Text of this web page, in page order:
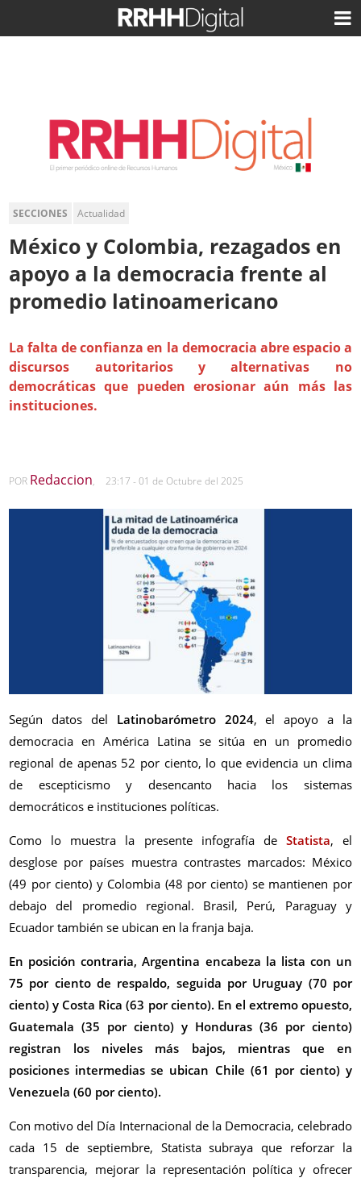
SECCIONES Actualidad
México y Colombia, rezagados en
apoyo a la democracia frente al
promedio latinoamericano
La falta de confianza en la democracia abre espacio a
discursos autoritarios y alternativas no
democráticas que pueden erosionar aún más las
instituciones.
POR Redaccion, 23:17 - 01 de Octubre del 2025
Según datos del Latinobarómetro 2024, el apoyo a la
democracia en América Latina se sitúa en un promedio
regional de apenas 52 por ciento, lo que evidencia un clima
de escepticismo y desencanto hacia los sistemas
democráticos e instituciones políticas.
Como lo muestra la presente infografía de Statista, el
desglose por países muestra contrastes marcados: México
(49 por ciento) y Colombia (48 por ciento) se mantienen por
debajo del promedio regional. Brasil, Perú, Paraguay y
Ecuador también se ubican en la franja baja.
En posición contraria, Argentina encabeza la lista con un
75 por ciento de respaldo, seguida por Uruguay (70 por
ciento) y Costa Rica (63 por ciento). En el extremo opuesto,
Guatemala (35 por ciento) y Honduras (36 por ciento)
registran los niveles más bajos, mientras que en
posiciones intermedias se ubican Chile (61 por ciento) y
Venezuela (60 por ciento).
Con motivo del Día Internacional de la Democracia, celebrado
cada 15 de septiembre, Statista subraya que reforzar la
transparencia, mejorar la representación política y ofrecer